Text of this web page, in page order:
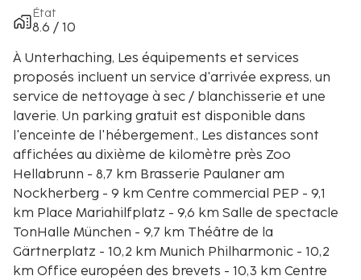
État
8.6 / 10
À Unterhaching, Les équipements et services
proposés incluent un service d'arrivée express, un
service de nettoyage à sec / blanchisserie et une
laverie. Un parking gratuit est disponible dans
l'enceinte de l'hébergement., Les distances sont
affichées au dixième de kilomètre près Zoo
Hellabrunn - 8,7 km Brasserie Paulaner am
Nockherberg - 9 km Centre commercial PEP - 9,1
km Place Mariahilfplatz - 9,6 km Salle de spectacle
TonHalle München - 9,7 km Théâtre de la
Gärtnerplatz - 10,2 km Munich Philharmonic - 10,2
km Office européen des brevets - 10,3 km Centre